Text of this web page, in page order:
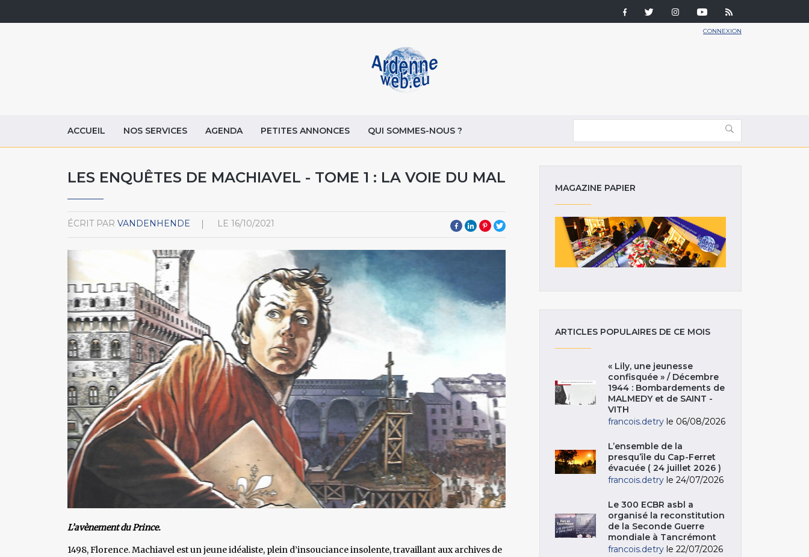
CONNEXION
ACCUEIL NOS SERVICES AGENDA PETITES ANNONCES QUI SOMMES-NOUS ?
LES ENQUÊTES DE MACHIAVEL - TOME 1 : LA VOIE DU MAL
ÉCRIT PAR VANDENHENDE LE 16/10/2021
L’avènement du Prince.
1498, Florence. Machiavel est un jeune idéaliste, plein d’insouciance insolente, travaillant aux archives de
MAGAZINE PAPIER
ARTICLES POPULAIRES DE CE MOIS
« Lily, une jeunesse
confisquée » / Décembre
1944 : Bombardements de
MALMEDY et de SAINT -
VITH
francois.detry le 06/08/2026
L’ensemble de la
presqu’île du Cap-Ferret
évacuée ( 24 juillet 2026 )
francois.detry le 24/07/2026
Le 300 ECBR asbl a
organisé la reconstitution
de la Seconde Guerre
mondiale à Tancrémont
francois.detry le 22/07/2026